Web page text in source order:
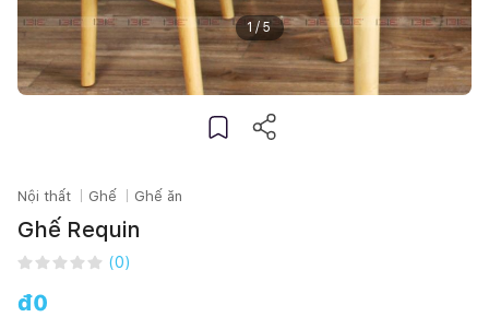
1 / 5
Nội thất Ghế Ghế ăn
Ghế Requin
(0)
đ0